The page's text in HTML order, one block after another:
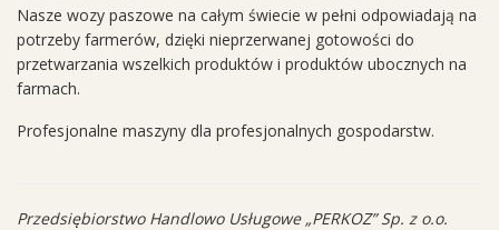
Nasze wozy paszowe na całym świecie w pełni odpowiadają na
potrzeby farmerów, dzięki nieprzerwanej gotowości do
przetwarzania wszelkich produktów i produktów ubocznych na
farmach.
Profesjonalne maszyny dla profesjonalnych gospodarstw.
Przedsiębiorstwo Handlowo Usługowe „PERKOZ” Sp. z o.o.